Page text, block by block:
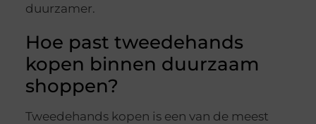
duurzamer.
Hoe past tweedehands
kopen binnen duurzaam
shoppen?
Tweedehands kopen is een van de meest